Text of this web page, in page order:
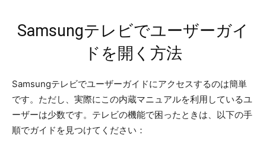
Samsungテレビでユーザーガイ
ドを開く方法
Samsungテレビでユーザーガイドにアクセスするのは簡単
です。ただし、実際にこの内蔵マニュアルを利用しているユ
ーザーは少数です。テレビの機能で困ったときは、以下の手
順でガイドを見つけてください：